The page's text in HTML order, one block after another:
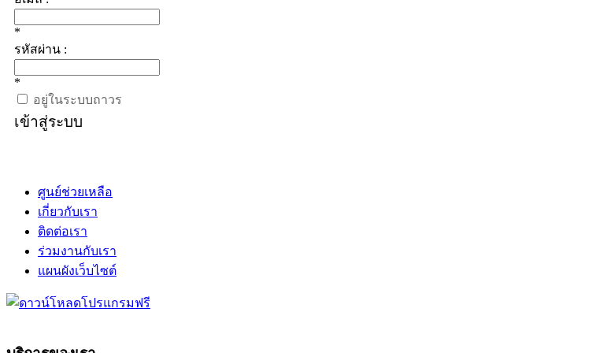
*
รหัสผ่าน :
*
อยู่ในระบบถาวร
เข้าสู่ระบบ
ศูนย์ช่วยเหลือ
เกี่ยวกับเรา
ติดต่อเรา
ร่วมงานกับเรา
แผนผังเว็บไซต์